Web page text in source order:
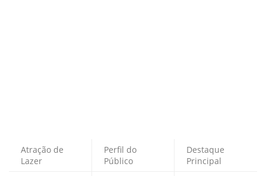
Atração de
Lazer
Perfil do
Público
Destaque
Principal